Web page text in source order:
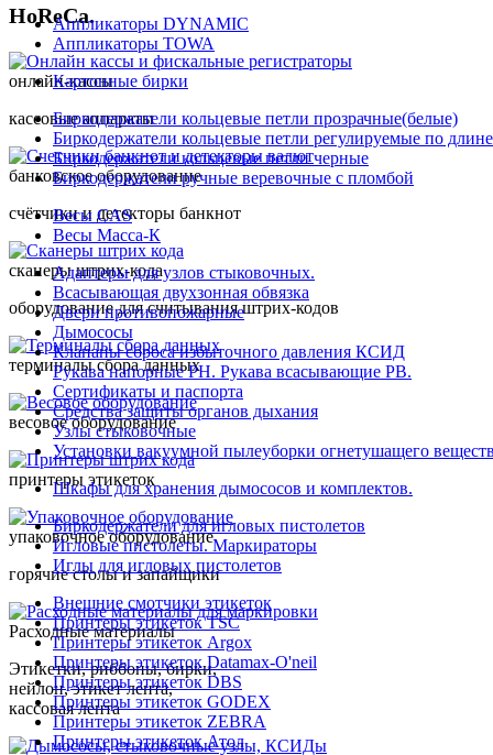
Аппликаторы DYNAMIC
Аппликаторы TOWA
Картонные бирки
Биркодержатели кольцевые петли прозрачные(белые)
Биркодержатели кольцевые петли регулируемые по длине
Биркодержатели кольцевые петли черные
Биркодержатели ручные веревочные с пломбой
Весы CAS
Весы Масса-К
Адаптеры для узлов стыковочных.
Всасывающая двухзонная обвязка
Двери противопожарные
Дымососы
Клапаны сброса избыточного давления КСИД
Рукава напорные РН. Рукава всасывающие РВ.
Сертификаты и паспорта
Средства защиты органов дыхания
Узлы стыковочные
Установки вакуумной пылеуборки огнетушащего
Шкафы для хранения дымососов и комплектов.
Биркодержатели для игловых пистолетов
Игловые пистолеты. Маркираторы
Иглы для игловых пистолетов
Внешние смотчики этикеток
Принтеры этикеток TSC
Принтеры этикеток Argox
Принтеры этикеток Datamax-O'neil
Принтеры этикеток DBS
Принтеры этикеток GODEX
Принтеры этикеток ZEBRA
Принтеры этикеток Атол
HoReCa.
онлайн-кассы
кассовые аппараты
банковское оборудование
счётчики и детекторы банкнот
сканеры штрих-кода
оборудование для считывания штрих-кодов
терминалы сбора данных
весовое оборудование
принтеры этикеток
упаковочное оборудование
горячие столы и запайщики
Расходные материалы
Этикетки, риббоны, бирки,
нейлон, этикет лента,
кассовая лента